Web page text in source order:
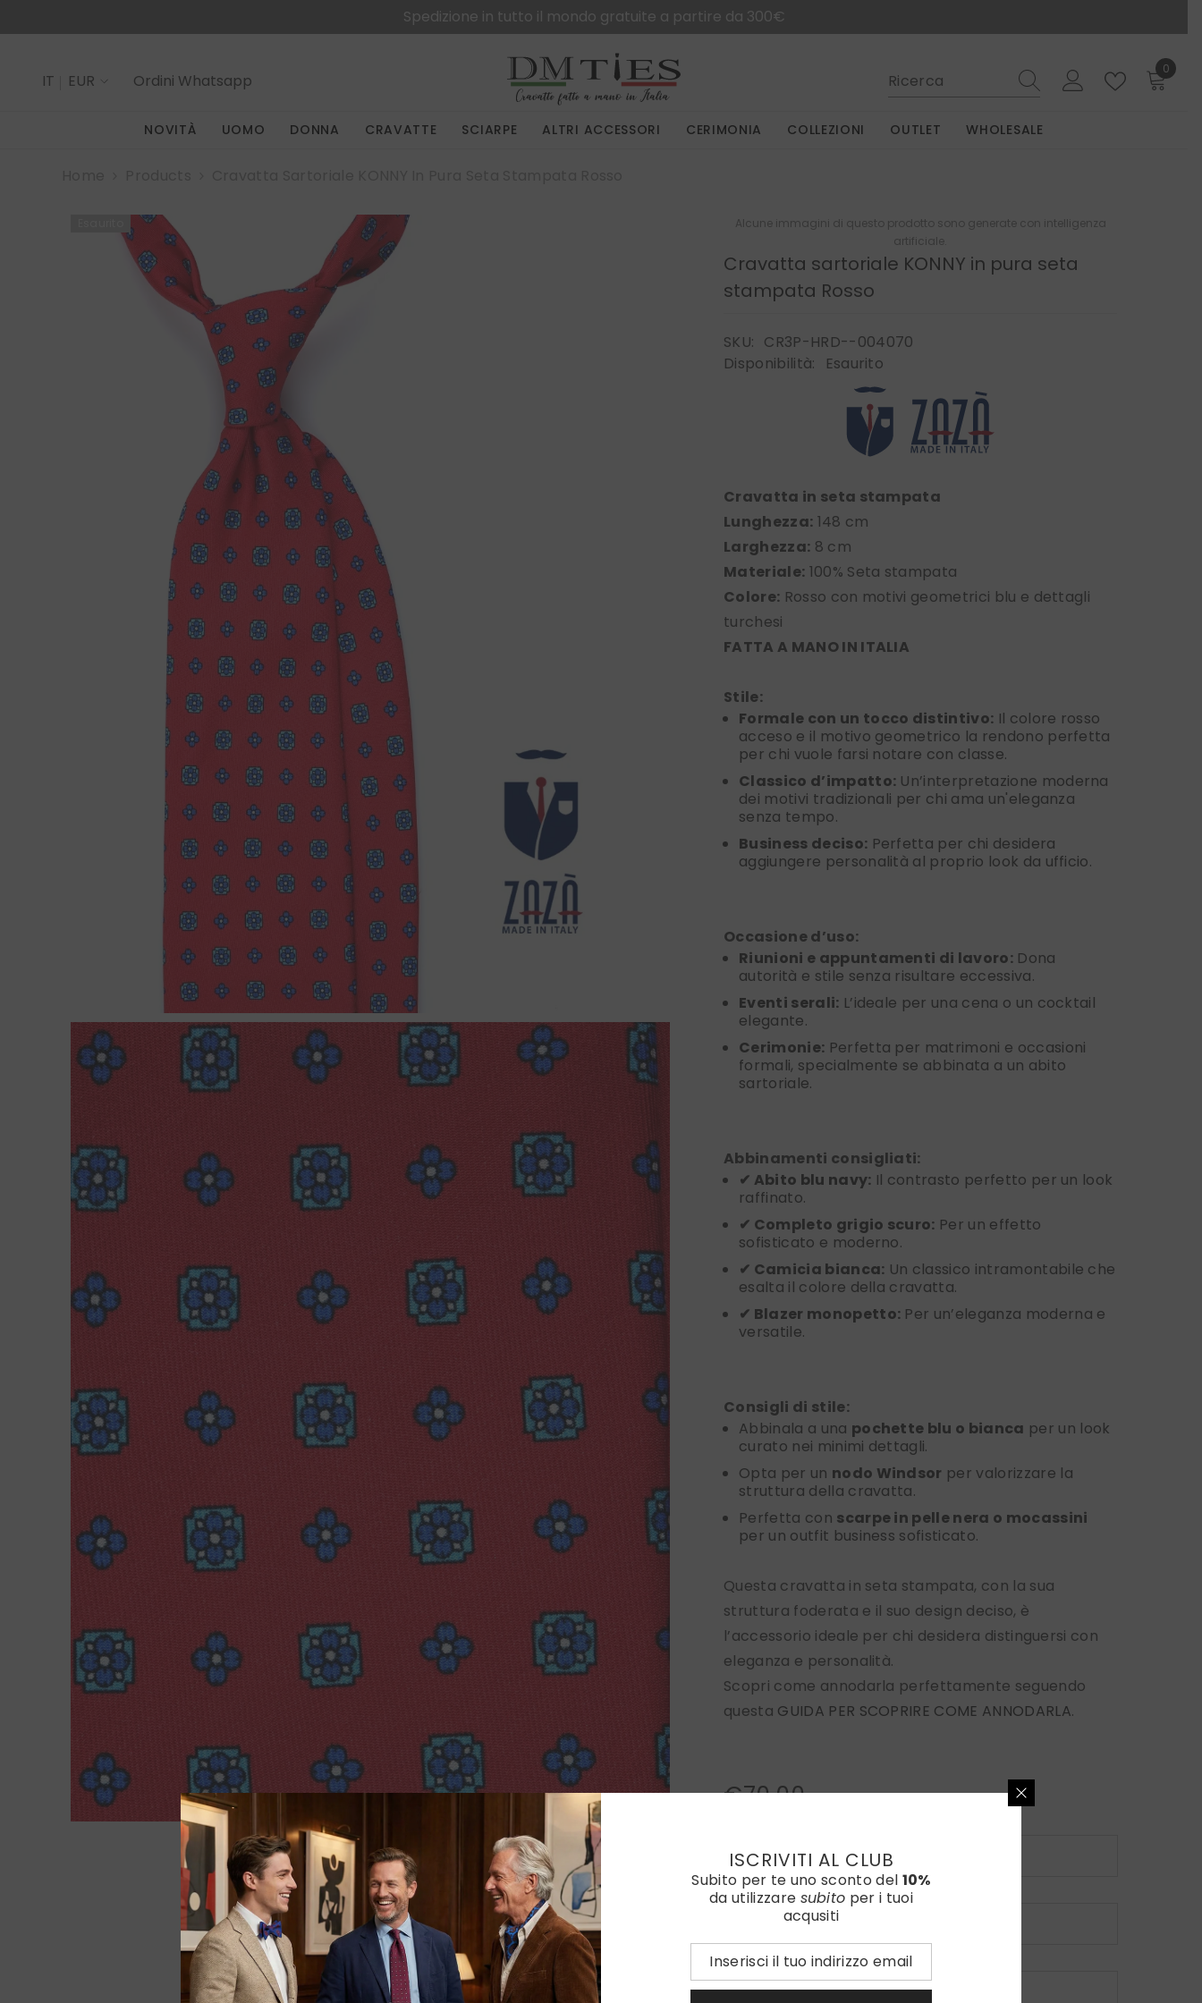
Spedizione in tutto il mondo gratuite a partire da 300€
IT
EUR Ordini Whatsapp
0
0
NOVITÀ UOMO DONNA CRAVATTE SCIARPE ALTRI ACCESSORI CERIMONIA COLLEZIONI OUTLET WHOLESALE
Alcune immagini di questo prodotto sono generate con intelligenza
artificiale.
Cravatta sartoriale KONNY in pura seta
stampata Rosso
SKU: CR3P-HRD--004070
Disponibilità:
Esaurito
Cravatta in seta stampata
Lunghezza: 148 cm
Larghezza: 8 cm
Materiale: 100% Seta stampata
Colore: Rosso con motivi geometrici blu e dettagli
turchesi
FATTA A MANO IN ITALIA
Stile:
Formale con un tocco distintivo: Il colore rosso
acceso e il motivo geometrico la rendono perfetta
per chi vuole farsi notare con classe.
Classico d’impatto: Un’interpretazione moderna
dei motivi tradizionali per chi ama un'eleganza
senza tempo.
Business deciso: Perfetta per chi desidera
aggiungere personalità al proprio look da ufficio.
Occasione d’uso:
Riunioni e appuntamenti di lavoro:Dona
autorità e stile senza risultare eccessiva.
Eventi serali: L’ideale per una cena o un cocktail
elegante.
Cerimonie: Perfetta per matrimoni e occasioni
formali, specialmente se abbinata a un abito
sartoriale.
Abbinamenti consigliati:
✔ Abito blu navy: Il contrasto perfetto per un look
raffinato.
✔ Completo grigio scuro: Per un effetto
sofisticato e moderno.
✔ Camicia bianca: Un classico intramontabile che
esalta il colore della cravatta.
✔ Blazer monopetto: Per un’eleganza moderna e
versatile.
Consigli di stile:
Abbinala a una pochette blu o bianca per un look
curato nei minimi dettagli.
Opta per un nodo Windsor per valorizzare la
struttura della cravatta.
Perfetta con scarpe in pelle nera o mocassini
per un outfit business sofisticato.
Questa cravatta in seta stampata, con la sua
struttura foderata e il suo design deciso, è
l’accessorio ideale per chi desidera distinguersi con
eleganza e personalità.
Scopri come annodarla perfettamente seguendo
questa GUIDA PER SCOPRIRE COME ANNODARLA.
€70,00
Scegli Il Ricamo
Scegli Il Colore Ricamo
ISCRIVITI AL CLUB
Subito per te uno sconto del 10%
da utilizzare subito per i tuoi
acqusiti